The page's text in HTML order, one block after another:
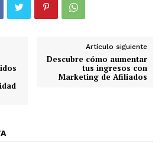
Artículo siguiente
Descubre cómo aumentar
tus ingresos con
Marketing de Afiliados